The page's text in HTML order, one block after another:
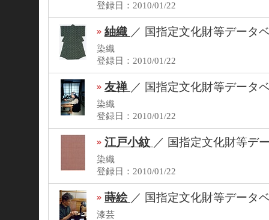
登録日：2010/01/22
紬織 ／ 国指定文化財等データ
染織
登録日：2010/01/22
友禅 ／ 国指定文化財等データ
染織
登録日：2010/01/22
江戸小紋 ／ 国指定文化財等デ
染織
登録日：2010/01/22
蒔絵 ／ 国指定文化財等データ
漆芸